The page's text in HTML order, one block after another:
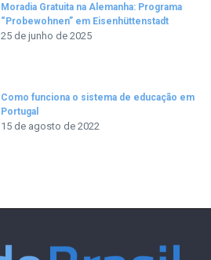
Moradia Gratuita na Alemanha: Programa
“Probewohnen” em Eisenhüttenstadt
25 de junho de 2025
Como funciona o sistema de educação em
Portugal
15 de agosto de 2022